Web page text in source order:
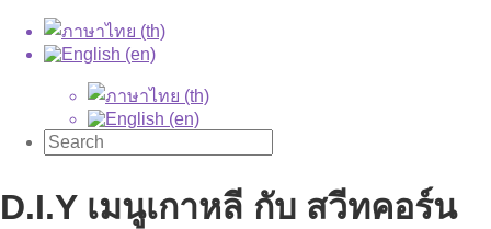
D.I.Y เมนูเกาหลี กับ สวีทคอร์น